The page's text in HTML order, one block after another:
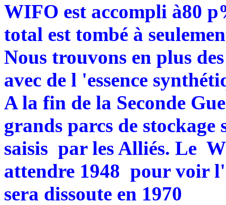
WIFO est accompli à80
total est tombé à
Nous trouvons en plus
avec de l 'essence
A la fin de la Seconde
grands parcs de
saisis par les Alliés. Le
attendre 1948 pour voir
sera dissoute en 1970